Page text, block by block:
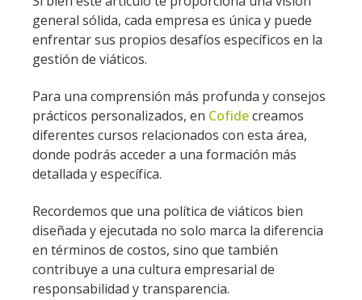
general sólida, cada empresa es única y puede
enfrentar sus propios desafíos específicos en la
gestión de viáticos.
Para una comprensión más profunda y consejos
prácticos personalizados, en Cofidecreamos
diferentes cursos relacionados con esta área,
donde podrás acceder a una formación más
detallada y específica.
Recordemos que una política de viáticos bien
diseñada y ejecutada no solo marca la diferencia
en términos de costos, sino que también
contribuye a una cultura empresarial de
responsabilidad y transparencia.